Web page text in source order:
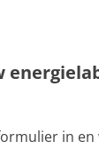
in en